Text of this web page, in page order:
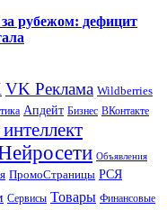
рубежом: дефицит
VK Реклама Wildberries
Апдейт Бизнес ВКонтакте
Объявления
ПромоСтраницы РСЯ
Сервисы Товары Финансовые